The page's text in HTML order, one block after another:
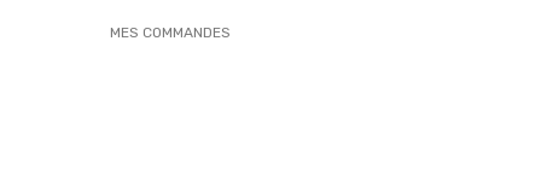
MES COMMANDES